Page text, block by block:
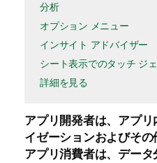
分析
オプション メニュー
インサイト アドバイザー
シート表示でのタッチ ジ
詳細を見る
アプリ開発者は、アプ
イゼーションおよびその
アプリ消費者は、デー